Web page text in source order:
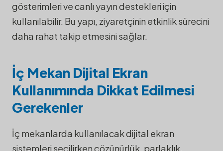
gösterimleri ve canlı yayın destekleri için
kullanılabilir. Bu yapı, ziyaretçinin etkinlik sürecini
daha rahat takip etmesini sağlar.
İç Mekan Dijital Ekran
Kullanımında Dikkat Edilmesi
Gerekenler
İç mekanlarda kullanılacak dijital ekran
sistemleri seçilirken çözünürlük, parlaklık,